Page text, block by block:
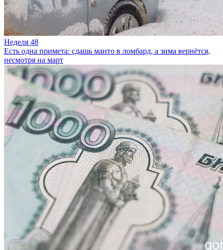
Неделя 48
Есть одна примета: сдашь манто в ломбард, а зима вернётся,
несмотря на март